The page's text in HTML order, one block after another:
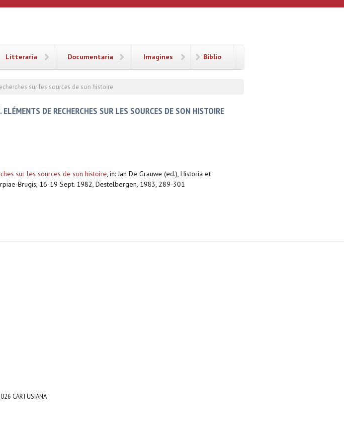
Litteraria Documentaria Imagines Biblio
sur les sources de son histoire
DE RECHERCHES SUR LES SOURCES DE SON HISTOIRE
sur les sources de son histoire, in: Jan De Grauwe (ed.), Historia et
Brugis, 16-19 Sept. 1982, Destelbergen, 1983, 289-301
CARTUSIANA